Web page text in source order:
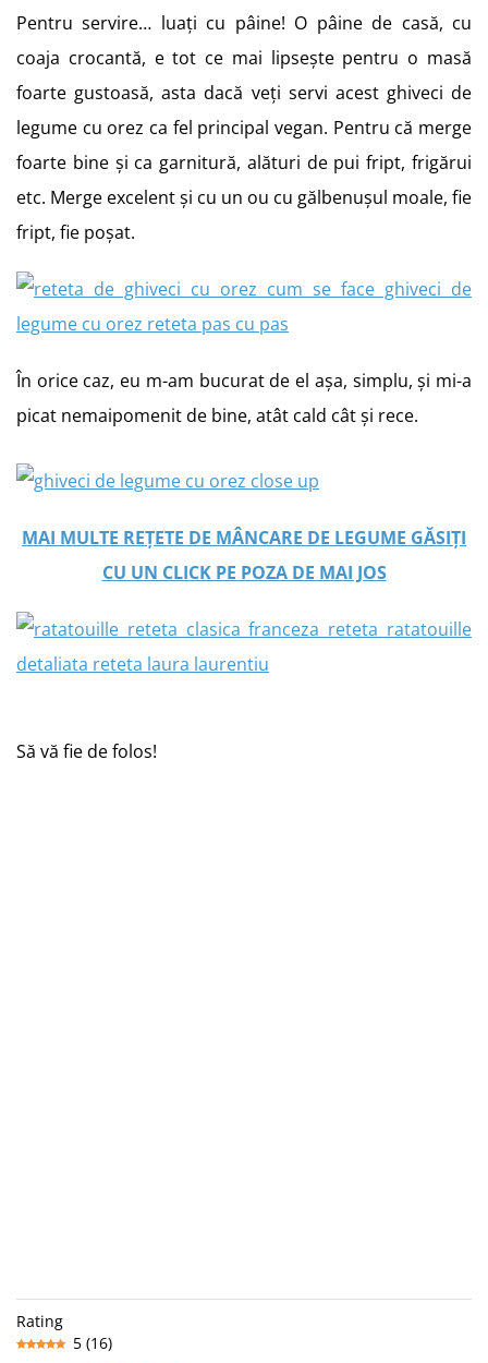
Pentru servire… luați cu pâine! O pâine de casă, cu
coaja crocantă, e tot ce mai lipsește pentru o masă
foarte gustoasă, asta dacă veți servi acest ghiveci de
legume cu orez ca fel principal vegan. Pentru că merge
foarte bine și ca garnitură, alături de pui fript, frigărui
etc. Merge excelent și cu un ou cu gălbenușul moale, fie
fript, fie poșat.
În orice caz, eu m-am bucurat de el așa, simplu, și mi-a
picat nemaipomenit de bine, atât cald cât și rece.
MAI MULTE REȚETE DE MÂNCARE DE LEGUME GĂSIȚI
CU UN CLICK PE POZA DE MAI JOS
Să vă fie de folos!
Rating
5 (16)